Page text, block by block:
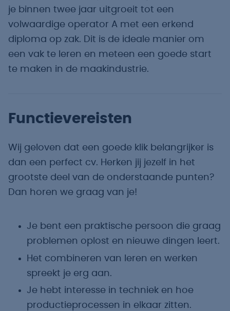
je binnen twee jaar uitgroeit tot een
volwaardige operator A met een erkend
diploma op zak. Dit is de ideale manier om
een vak te leren en meteen een goede start
te maken in de maakindustrie.
Functievereisten
Wij geloven dat een goede klik belangrijker is
dan een perfect cv. Herken jij jezelf in het
grootste deel van de onderstaande punten?
Dan horen we graag van je!
Je bent een praktische persoon die graag
problemen oplost en nieuwe dingen leert.
Het combineren van leren en werken
spreekt je erg aan.
Je hebt interesse in techniek en hoe
productieprocessen in elkaar zitten.